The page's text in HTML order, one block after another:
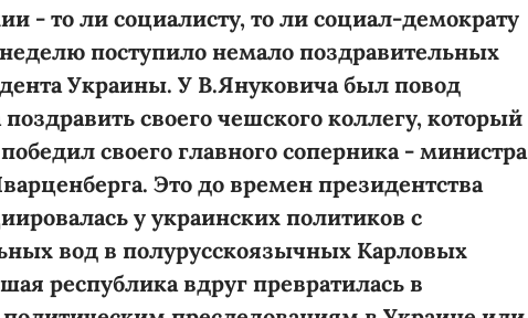
- то ли социалисту, то ли социал-демократу
поступило немало поздравительных
Украины. У В.Януковича был повод
своего чешского коллегу, который
своего главного соперника - министра
Это до времен президентства
у украинских политиков с
вод в полурусскоязычных Карловых
республика вдруг превратилась в